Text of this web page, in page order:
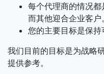
每个代理商的情况都
而其他迎合企业客户。
您的主要目标是保持
我们目前的目标是为战略
提供参考。